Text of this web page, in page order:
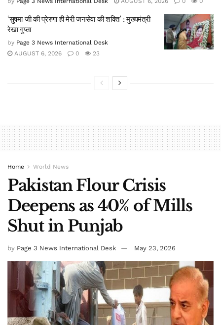
‘सुषमा जी की प्रेरणा ही मेरी जनसेवा की शक्ति’ : मुख्यमंत्री
रेखा गुप्ता
by Page 3 News International Desk
AUGUST 6, 2026
0 23
Home World News
Pakistan Flour Crisis
Deepens as 40% of Mills
Shut in Punjab
by Page 3 News International Desk May 23, 2026